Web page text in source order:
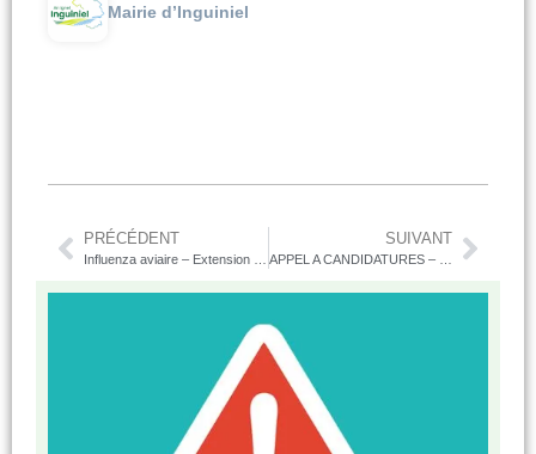
Mairie d’Inguiniel
PRÉCÉDENT SUIVANT